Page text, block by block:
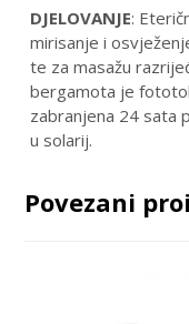
DJELOVANJE:
mirisanje i
te za masažu
bergamota je
zabranjena 24 sata
u solarij.
Povezani